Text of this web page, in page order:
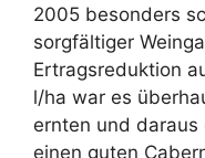
2005 besonders
sorgfältiger
Ertragsreduktion
l/ha war es
ernten und daraus
einen guten